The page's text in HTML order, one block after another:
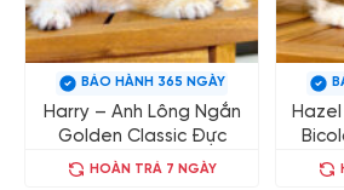
BẢO HÀNH 365 NGÀY
Harry – Anh Lông Ngắn
Golden Classic Đực
HOÀN TRẢ 7 NGÀY